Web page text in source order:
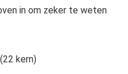
in om zeker te weten
kern)